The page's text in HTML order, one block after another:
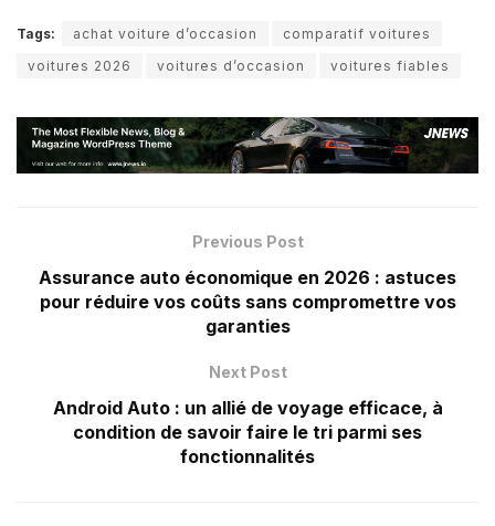
Tags: achat voiture d’occasion
comparatif voitures
voitures 2026
voitures d’occasion voitures fiables
Previous Post
Assurance auto économique en 2026 : astuces
pour réduire vos coûts sans compromettre vos
garanties
Next Post
Android Auto : un allié de voyage efficace, à
condition de savoir faire le tri parmi ses
fonctionnalités